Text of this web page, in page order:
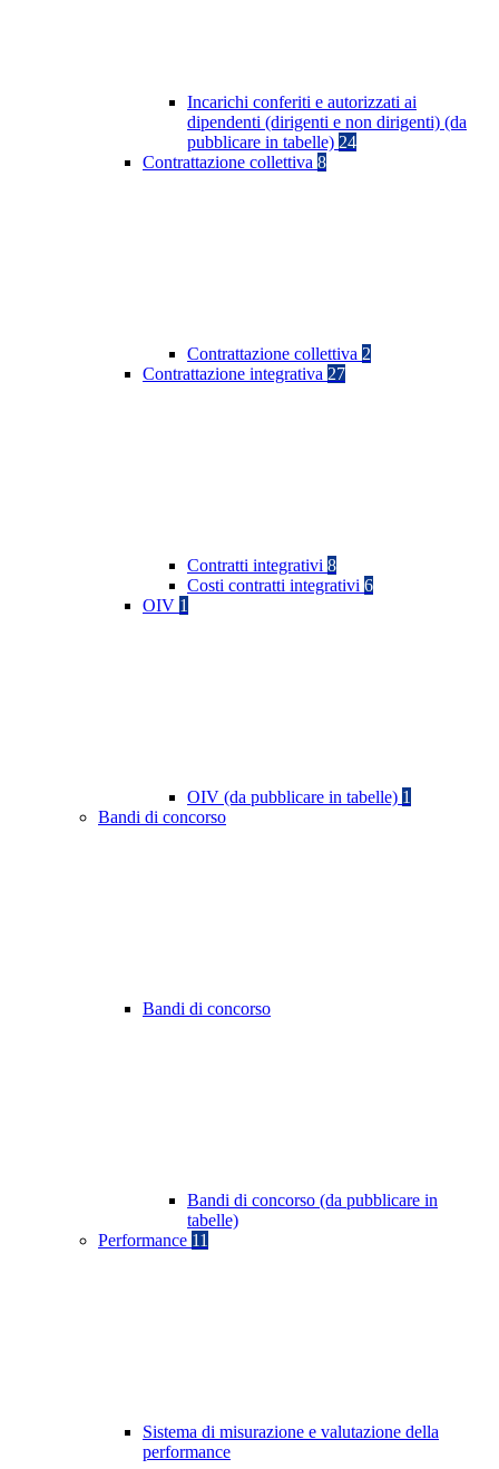
Incarichi conferiti e autorizzati ai
dipendenti (dirigenti e non dirigenti) (da
pubblicare in tabelle) 24
Contrattazione collettiva 8
Contrattazione collettiva 2
Contrattazione integrativa 27
Contratti integrativi 8
Costi contratti integrativi 6
OIV 1
OIV (da pubblicare in tabelle) 1
Bandi di concorso
Bandi di concorso
Bandi di concorso (da pubblicare in
tabelle)
Performance 11
Sistema di misurazione e valutazione della
performance